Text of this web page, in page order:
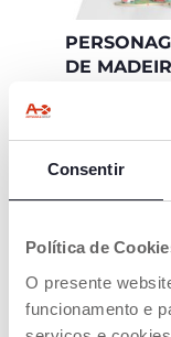
Consentir
Política de
O presente
funcionamento e
DE
A madeira é
sua
sensorial,
mundo
seus